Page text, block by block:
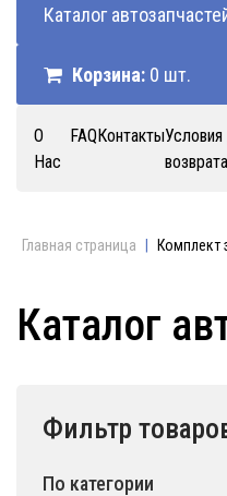
Каталог
Корзина: 0 шт.
О
Нас
FAQКонтакты
возврата
Главная страница Комплект
Каталог
Фильтр
По категории